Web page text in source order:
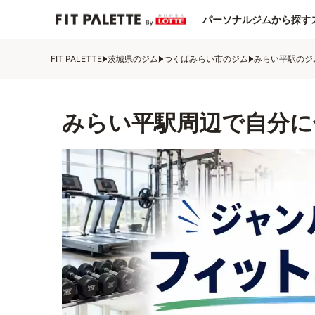
パーソナルジムから探す
FIT PALETTE 茨城県のジム つくばみらい市のジム みらい平駅のジ
みらい平駅周辺で自分